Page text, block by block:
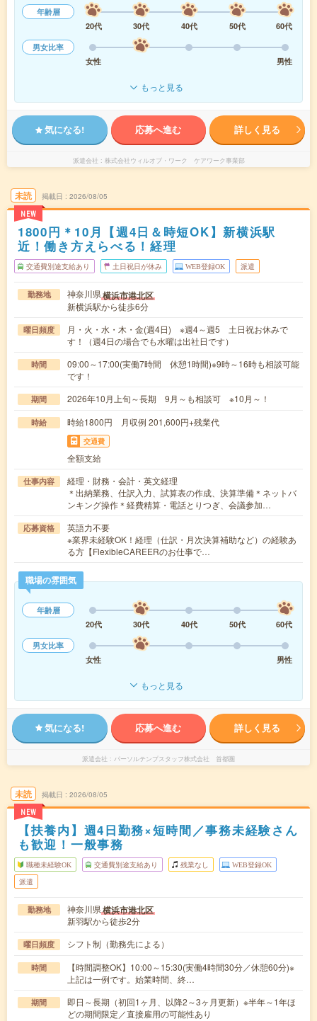
年齢層
20代
30代 40代 50代
60代
男女比率
女性
男性
もっと見る
気になる! 応募へ進む 詳しく見る
派遣会社 株式会社ウィルオブ・ワーク ケアワーク事業部
未読
NEW
掲載日 2026/08/05
1800円＊10月【週4日＆時短OK】新横浜駅
近！働き方えらべる！経理
交通費別途支給あり 土日祝日が休み WEB登録OK 派遣
勤務地 神奈川県横浜市港北区
新横浜駅から徒歩6分
曜日頻度
月・火・水・木・金(週4日) ※週4～週5 土日祝お休みで
す！（週4日の場合でも水曜は出社日です）
時間
09:00～17:00(実働7時間 休憩1時間)※9時～16時も相談可能
です！
期間 2026年10月上旬～長期 9月～も相談可 ※10月～！
時給 時給1800円 月収例 201,600円+残業代
交通費
全額支給
仕事内容
経理・財務・会計・英文経理
＊出納業務、仕訳入力、試算表の作成、決算準備＊ネットバ
ンキング操作＊経費精算・電話とりつぎ、会議参加…
応募資格
英語力不要
※業界未経験OK！経理（仕訳・月次決算補助など）の経験あ
る方【FlexibleCAREERのお仕事で…
職場の雰囲気
年齢層
20代
30代 40代 50代
60代
男女比率
女性
男性
もっと見る
気になる! 応募へ進む 詳しく見る
派遣会社 パーソルテンプスタッフ株式会社 首都圏
未読
NEW
掲載日 2026/08/05
【扶養内】週4日勤務×短時間／事務未経験さん
も歓迎！一般事務
職種未経験OK 交通費別途支給あり 残業なし WEB登録OK
派遣
勤務地 神奈川県横浜市港北区
新羽駅から徒歩2分
曜日頻度 シフト制（勤務先による）
時間
【時間調整OK】10:00～15:30(実働4時間30分／休憩60分)※
上記は一例です。始業時間、終…
期間
即日～長期（初回1ヶ月、以降2～3ヶ月更新）※半年～1年ほ
どの期間限定／直接雇用の可能性あり